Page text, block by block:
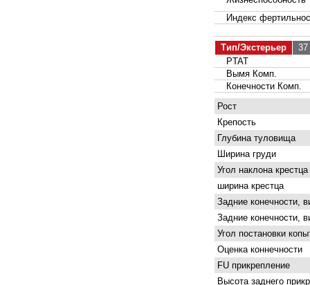
Индекс
Тип/Экстерьер
37
PTAT
Вымя Комп.
Конечности Комп.
Рост
Крепость
Глубина туловища
Ширина груди
Угол наклона крестца
ширина крестца
Задние конечности,
Задние конечности,
Угол постановки
Оценка коннечности
FU прикрепление
Высота заднего